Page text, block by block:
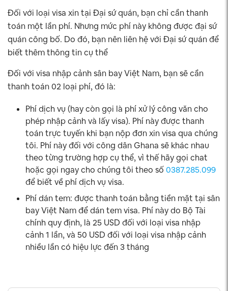
Đối với loại visa xin tại Đại sứ quán, bạn chỉ cần thanh
toán một lần phí. Nhưng mức phí này không được đại sứ
quán công bố. Do đó, bạn nên liên hệ với Đại sứ quán để
biết thêm thông tin cụ thể
Đối với visa nhập cảnh sân bay Việt Nam, bạn sẽ cần
thanh toán 02 loại phí, đó là:
Phí dịch vụ (hay còn gọi là phí xử lý công văn cho
phép nhập cảnh và lấy visa). Phí này được thanh
toán trực tuyến khi bạn nộp đơn xin visa qua chúng
tôi. Phí này đối với công dân Ghana sẽ khác nhau
theo từng trường hợp cụ thể, vì thế hãy gọi chat
hoặc gọi ngay cho chúng tôi theo số0387.285.099
để biết về phí dịch vụ visa.
Phí dán tem: được thanh toán bằng tiền mặt tại sân
bay Việt Nam để dán tem visa. Phí này do Bộ Tài
chính quy định, là 25 USD đối với loại visa nhập
cảnh 1 lần, và 50 USD đối với loại visa nhập cảnh
nhiều lần có hiệu lực đến 3 tháng